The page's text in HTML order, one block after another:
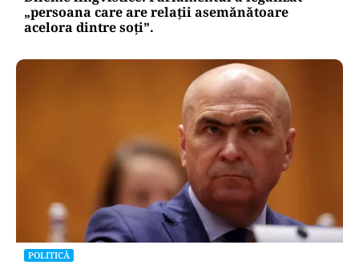
„persoana care are relații asemănătoare
acelora dintre soți”.
POLITICĂ